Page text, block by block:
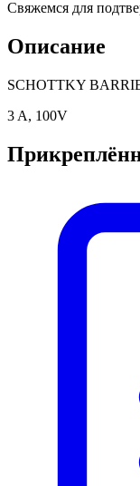
Свяжемся для
Описание
SCHOTTKY
3 A, 100V